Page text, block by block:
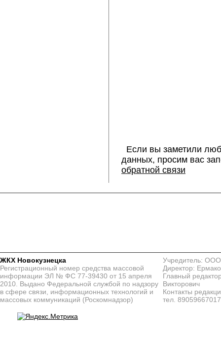
Если вы заметили
данных, просим вас
обратной связи
ЖКХ Новокузнецка
Регистрационный номер средства массовой
информации ЭЛ № ФС 77-39430 от 15 апреля
2010. Выдано Федеральной службой по надзору
в сфере связи, информационных технологий и
массовых коммуникаций (Роскомнадзор)
Учредитель:
Директор:
Главный
Викторович
Контакты
тел. 89059667017